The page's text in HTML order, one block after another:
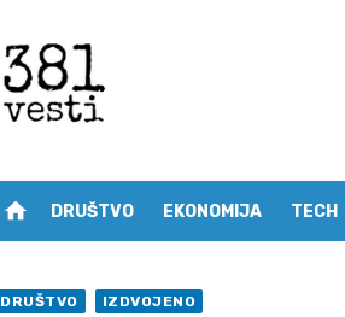
home DRUŠTVO EKONOMIJA TECH
DRUŠTVO IZDVOJENO